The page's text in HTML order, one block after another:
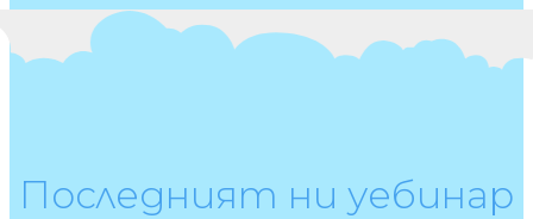
Последният ни уебинар